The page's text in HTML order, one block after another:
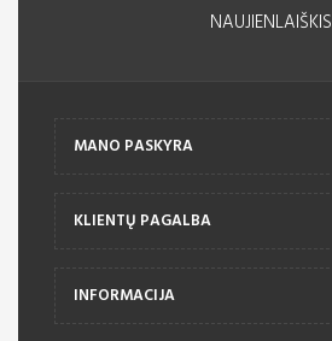
NAUJIENLAIŠKIS
MANO PASKYRA
KLIENTŲ PAGALBA
INFORMACIJA